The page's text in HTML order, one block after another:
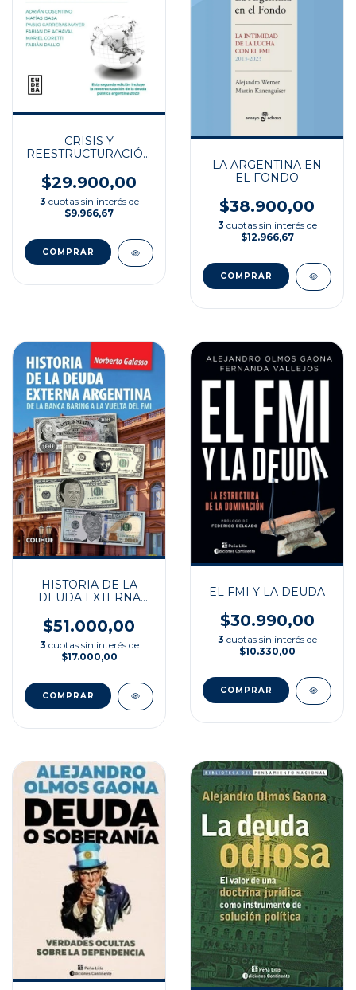
CRISIS Y
REESTRUCTURACIÓN
SOBERANA
$29.900,00
3 cuotas sin interés de
$9.966,67
LA ARGENTINA EN
EL FONDO
$38.900,00
3 cuotas sin interés de
$12.966,67
HISTORIA DE LA
DEUDA EXTERNA
$51.000,00
3 cuotas sin interés de
$17.000,00
EL FMI Y LA DEUDA
$30.990,00
3 cuotas sin interés de
$10.330,00